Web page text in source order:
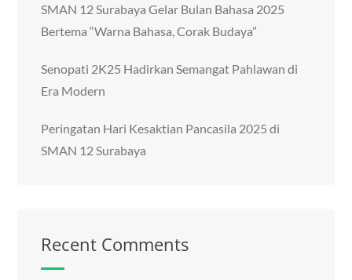
SMAN 12 Surabaya Gelar Bulan Bahasa 2025
Bertema “Warna Bahasa, Corak Budaya”
Senopati 2K25 Hadirkan Semangat Pahlawan di
Era Modern
Peringatan Hari Kesaktian Pancasila 2025 di
SMAN 12 Surabaya
Recent Comments